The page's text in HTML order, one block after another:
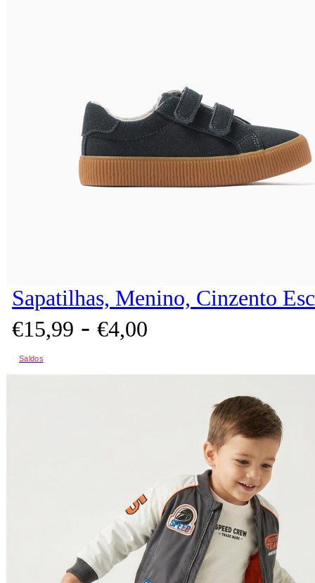
Sapatilhas, Menino, Cinzento
€15,99 - €4,00
Saldos